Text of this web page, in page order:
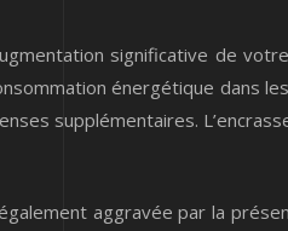
significative de
énergétique dans
supplémentaires.
aggravée par la